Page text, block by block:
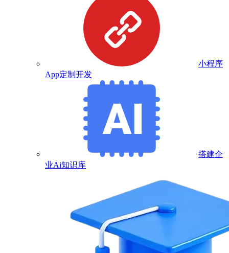
小程序
App定制开发
搭建企
业Ai知识库